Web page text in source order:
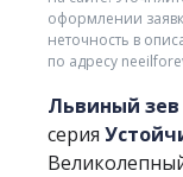
оформлении
неточность в
по адресу
Львиный зев
серия